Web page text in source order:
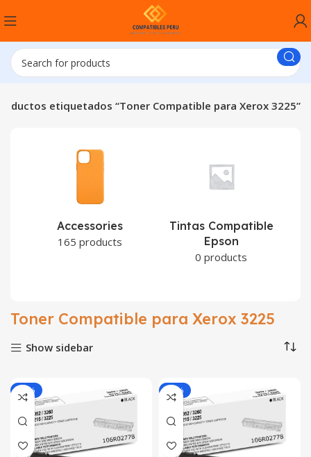
etiquetados “Toner Compatible para Xerox 3225”
Accessories
165 products
Tintas Compatible
Epson
0 products
Toner Compatible para Xerox 3225
Show sidebar
-19% -19%